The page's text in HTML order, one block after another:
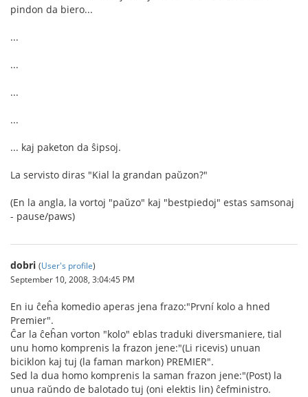
pindon da biero...
...
...
...
...
... kaj paketon da ŝipsoj.
La servisto diras "Kial la grandan paŭzon?"
(En la angla, la vortoj "paŭzo" kaj "bestpiedoj" estas samsonaj
- pause/paws)
dobri (User's profile)
September 10, 2008, 3:04:45 PM
En iu ĉeĥa komedio aperas jena frazo:"První kolo a hned
Premier".
Ĉar la ĉeĥan vorton "kolo" eblas traduki diversmaniere, tial
unu homo komprenis la frazon jene:"(Li ricevis) unuan
biciklon kaj tuj (la faman markon) PREMIER".
Sed la dua homo komprenis la saman frazon jene:"(Post) la
unua raŭndo de balotado tuj (oni elektis lin) ĉefministro.